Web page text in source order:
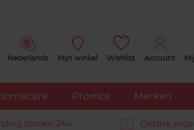
Nederlands Mijn winkel Wishlist Account
Promos Merken
binnen 24u Ontdek